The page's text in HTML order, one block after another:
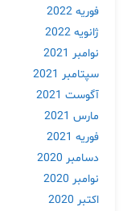
فوریه 2022
ژانویه 2022
نوامبر 2021
سپتامبر 2021
آگوست 2021
مارس 2021
فوریه 2021
دسامبر 2020
نوامبر 2020
اکتبر 2020